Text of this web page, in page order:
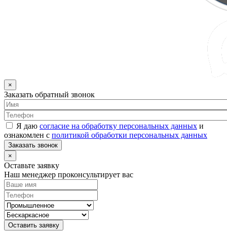
×
Заказать обратный звонок
Я даю согласие на обработку персональных данных и
ознакомлен с политикой обработки персональных данных
Заказать звонок
×
Оставьте заявку
Наш менеджер проконсультирует вас
Оставить заявку